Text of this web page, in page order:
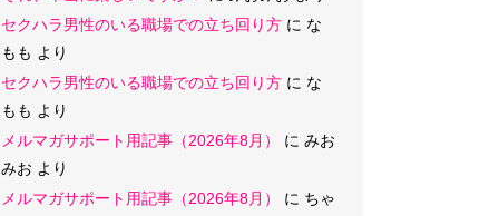
セクハラ男性のいる職場での立ち回り方 に な
もも より
セクハラ男性のいる職場での立ち回り方 に な
もも より
メルマガサポート用記事（2026年8月）
に みお
みお より
メルマガサポート用記事（2026年8月）
に ちゃ